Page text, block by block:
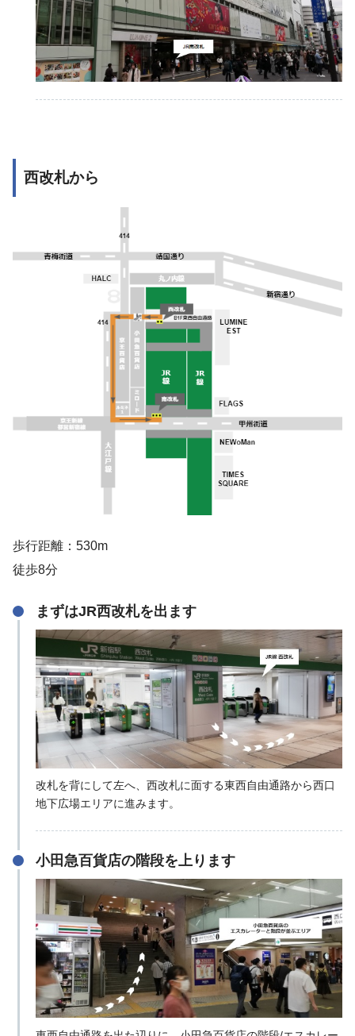
西改札から
歩行距離：530m
徒歩8分
まずはJR西改札を出ます
改札を背にして左へ、西改札に面する東西自由通路から西口
地下広場エリアに進みます。
小田急百貨店の階段を上ります